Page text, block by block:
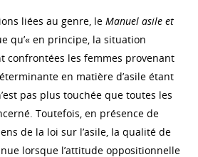
liées au genre, le Manuel asile et
qu’« en principe, la situation
confrontées les femmes provenant
en matière d’asile étant
pas plus touchée que toutes les
Toutefois, en présence de
de la loi sur l’asile, la qualité de
lorsque l’attitude oppositionnelle